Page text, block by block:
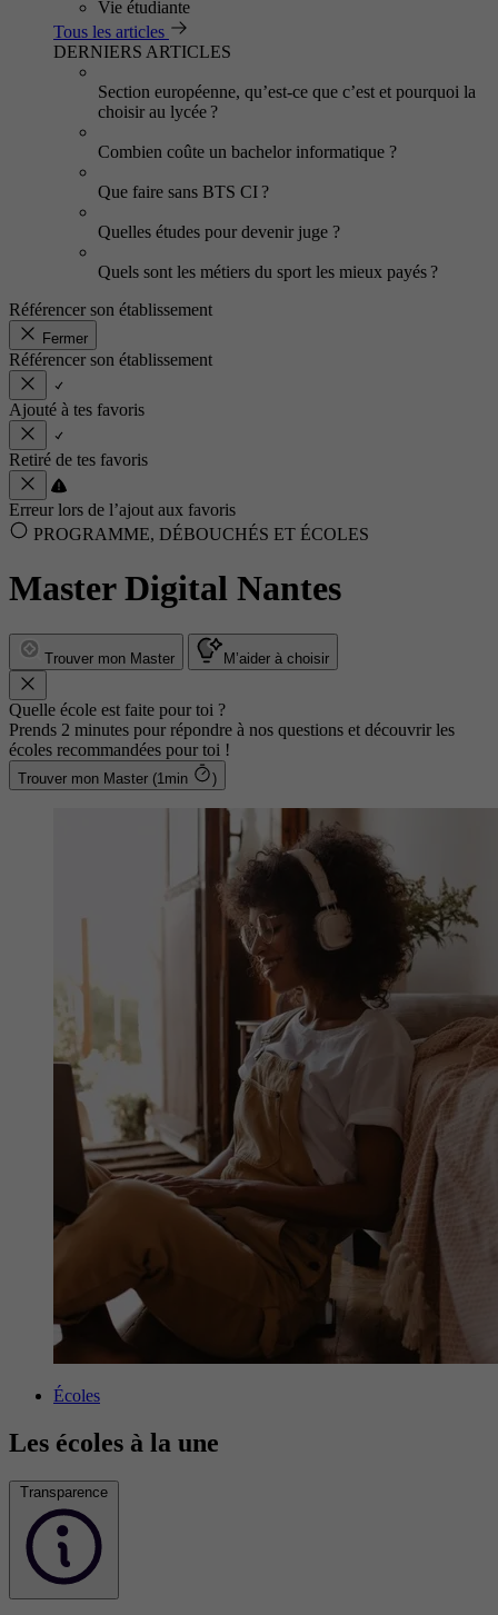
Vie étudiante
Tous les articles
DERNIERS ARTICLES
Section européenne, qu’est-ce que c’est et pourquoi la
choisir au lycée ?
Combien coûte un bachelor informatique ?
Que faire sans BTS CI ?
Quelles études pour devenir juge ?
Quels sont les métiers du sport les mieux payés ?
Référencer son établissement
Fermer
Référencer son établissement
Ajouté à tes favoris
Retiré de tes favoris
Erreur lors de l’ajout aux favoris
PROGRAMME, DÉBOUCHÉS ET ÉCOLES
Master Digital Nantes
Trouver mon Master M’aider à choisir
Quelle école est faite pour toi ?
Prends 2 minutes pour répondre à nos questions et découvrir les
écoles recommandées pour toi !
Trouver mon Master (1min )
Écoles
Les écoles à la une
Transparence